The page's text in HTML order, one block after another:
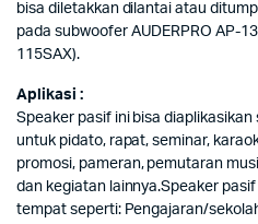
bisa diletakkan dilantai atau
pada subwoofer AUDERPRO AP-
115SAX).
Aplikasi :
Speaker pasif ini bisa
untuk pidato, rapat, seminar,
promosi, pameran, pemutaran
dan kegiatan lainnya.Speaker
tempat seperti: Pengajaran/